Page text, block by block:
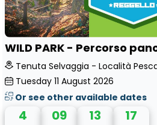
WILD PARK - Percorso
Tenuta Selvaggia - Località
Tuesday 11 August 2026
Or see other available dates
4 09 13 17